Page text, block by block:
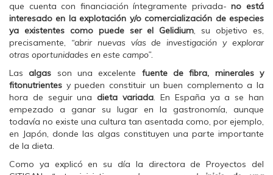
que cuenta con financiación íntegramente privada-no está
interesado en la explotación y/o comercialización de especies
ya existentes como puede ser el Gelidium, su objetivo es,
precisamente, “abrir nuevas vías de investigación y explorar
otras oportunidades en este campo”.
Lasalgas son una excelente fuente de fibra, minerales y
fitonutrientes y pueden constituir un buen complemento a la
hora de seguir unadieta variada. En España ya a se han
empezado a ganar su lugar en la gastronomía, aunque
todavía no existe una cultura tan asentada como, por ejemplo,
en Japón, donde las algas constituyen una parte importante
de la dieta.
Como ya explicó en su día la directora de Proyectos del